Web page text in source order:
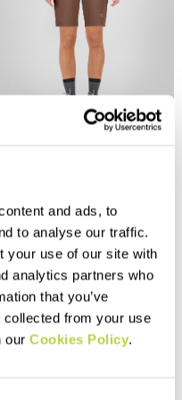
and ads, to
to analyse our traffic.
your use of our site with
analytics partners who
that you’ve
collected from your use
our Cookies Policy.
en nylon recyclé,
pour l'escalade mais
pour la randonnée,
avec un traitement
pour plus de résistance
de protection.
Comparez